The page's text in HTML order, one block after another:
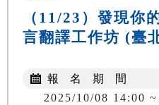
（11/23）發現你
言翻譯工作坊 (臺
報 名 期 間
2025/10/08 14:00